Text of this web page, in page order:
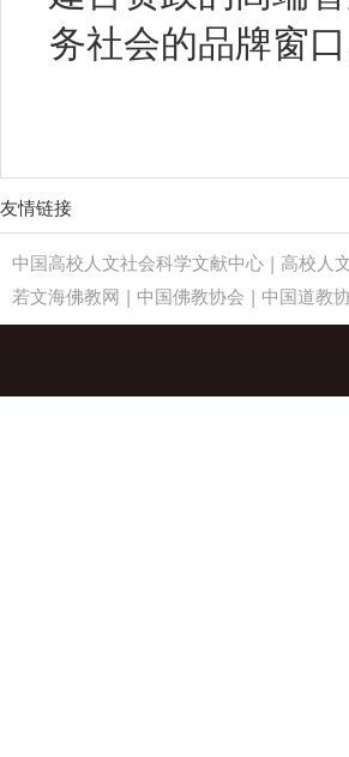
务社会的品牌窗
友情链接
中国高校人文社会科学文献中心 | 高校人
若文海佛教网 | 中国佛教协会 | 中国道教